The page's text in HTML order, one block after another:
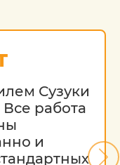
Сузуки
работа
и